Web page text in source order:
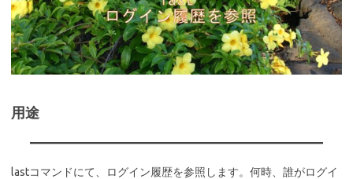
用途
lastコマンドにて、ログイン履歴を参照します。何時、誰がログイ